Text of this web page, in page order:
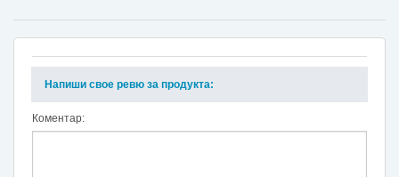
Напиши свое ревю за продукта:
Коментар: